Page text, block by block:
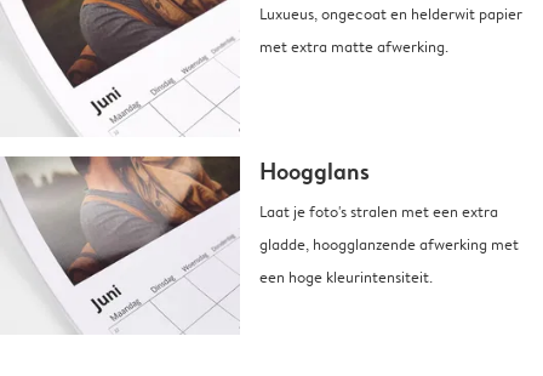
Luxueus, ongecoat en helderwit papier
met extra matte afwerking.
Hoogglans
Laat je foto's stralen met een extra
gladde, hoogglanzende afwerking met
een hoge kleurintensiteit.